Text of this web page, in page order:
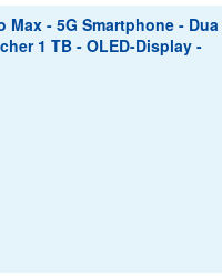
Max - 5G Smartphone - Dua
1 TB - OLED-Display -